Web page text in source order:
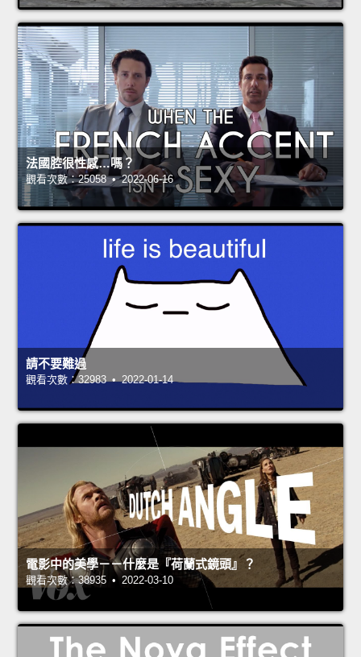
法國腔很性感…嗎？
觀看次數：25058 • 2022-06-16
請不要難過
觀看次數：32983 • 2022-01-14
電影中的美學－－什麼是『荷蘭式鏡頭』？
觀看次數：38935 • 2022-03-10